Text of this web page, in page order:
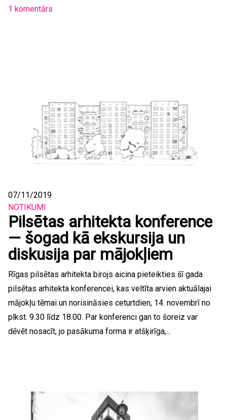
1 komentārs
07/11/2019
NOTIKUMI
Pilsētas arhitekta konference
— šogad kā ekskursija un
diskusija par mājokļiem
Rīgas pilsētas arhitekta birojs aicina pieteikties šī gada
pilsētas arhitekta konferencei, kas veltīta arvien aktuālajai
mājokļu tēmai un norisināsies ceturtdien, 14. novembrī no
plkst. 9.30 līdz 18.00. Par konferenci gan to šoreiz var
dēvēt nosacīt, jo pasākuma forma ir atšķirīga,...